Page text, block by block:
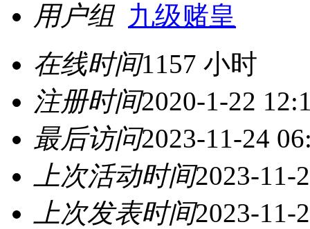
用户组 九级赌皇
在线时间1157 小时
注册时间2020-1-22
最后访问2023-11-24
上次活动时间2023-11-
上次发表时间2023-11-